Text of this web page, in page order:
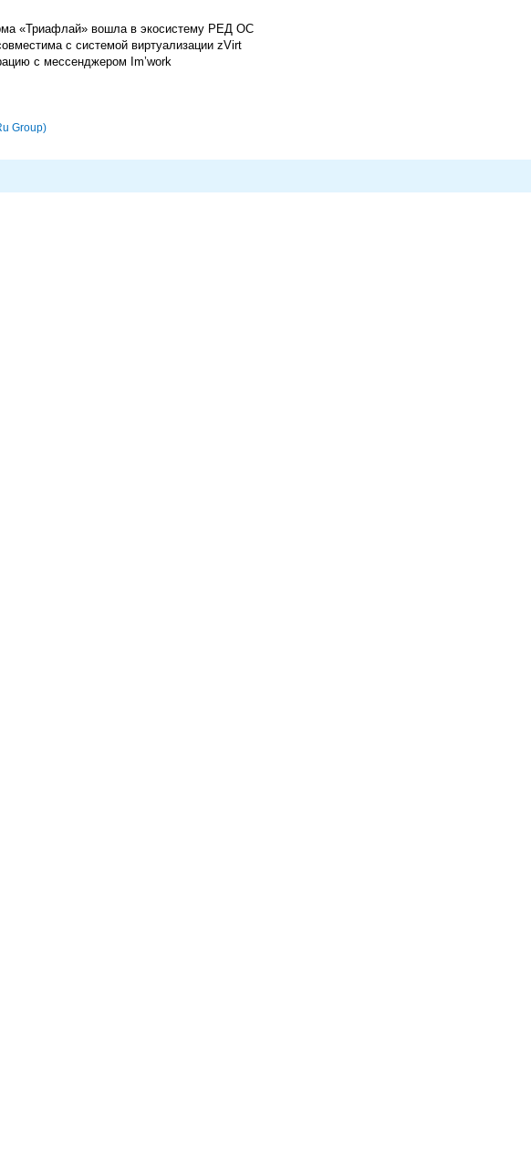
«Триафлай» вошла в экосистему РЕД ОС
с системой виртуализации zVirt
с мессенджером Im’work
Group)